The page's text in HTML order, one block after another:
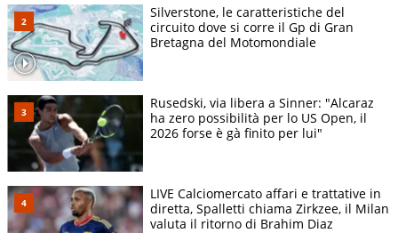
Silverstone, le caratteristiche del
circuito dove si corre il Gp di Gran
Bretagna del Motomondiale
Rusedski, via libera a Sinner: "Alcaraz
ha zero possibilità per lo US Open, il
2026 forse è gà finito per lui"
LIVE Calciomercato affari e trattative in
diretta, Spalletti chiama Zirkzee, il Milan
valuta il ritorno di Brahim Diaz